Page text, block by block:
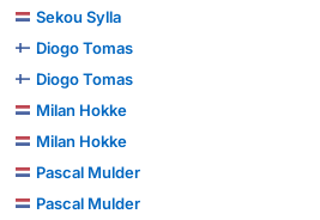
Sekou Sylla
Diogo Tomas
Diogo Tomas
Milan Hokke
Milan Hokke
Pascal Mulder
Pascal Mulder